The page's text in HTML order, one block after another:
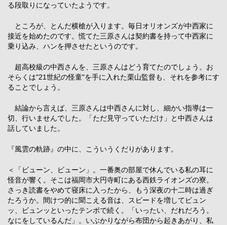
る段取りになっていたようです。
ところが、とんだ横槍が入ります。毎日オリオンズが中西家に
接近を始めたのです。慌てた三原さんは契約書を持って中西家に
乗り込み、ハンを押させたというのです。
超高校級の中西さんを、三原さんはどう育てたのでしょう。お
そらくは"21世紀の怪童"を手に入れた栗山監督も、それを参考にす
ることでしょう。
結論から言えば、三原さんは中西さんに対し、細かい指導は一
切、行いませんでした。「ただ見守っていただけ」と中西さんは
話していました。
『風雲の軌跡』の中に、こういうくだりがあります。
＜「ビューン、ビューン」。一番奥の部屋で休んでいる私の耳に
怪音が響く。そこは福岡市大円寺町にある西鉄ライオンズの寮。
さっき読書をやめて寝床に入ったから、もう深夜の十二時は過ぎ
たろうか。間けつ的に聞こえる音は、スピードを増してビュン
ッ、ビュンッといったテンポで続く。「いったい、だれだろう。
なにをしているんだ」。いぶかりながら布団から起きあがり、私